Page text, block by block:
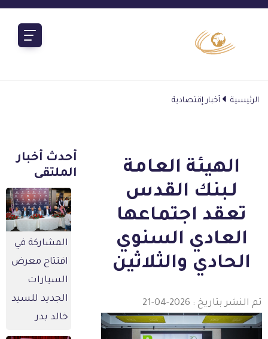
الرئيسية أخبار إقتصادية
الهيئة العامة
لـبنك القدس
تعقد اجتماعها
العادي السنوي
الحادي والثلاثين
النشر بتاريخ : 2026-04-21
أحدث أخبار
الملتقى
المشاركة في
افتتاح معرض
السيارات
الجديد للسيد
خالد بدر